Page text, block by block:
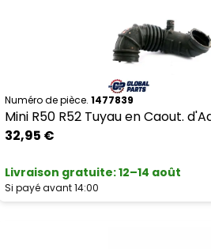
Numéro de pièce. 1477839
Mini R50 R52 Tuyau en Caout.
32,95 €
Livraison gratuite:12–14 août
Si payé avant 14:00